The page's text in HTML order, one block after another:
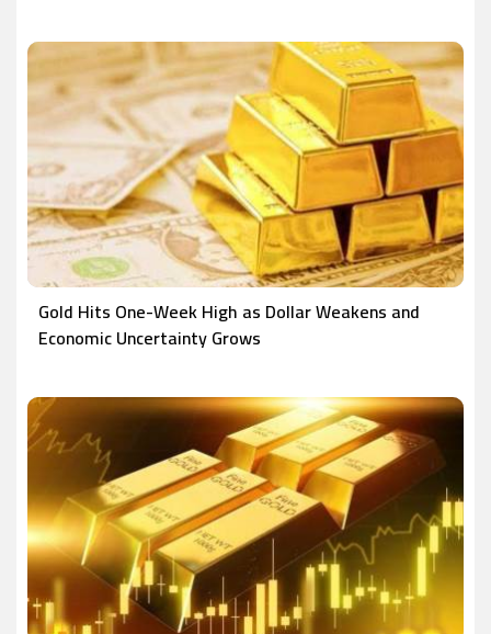
Gold Hits One-Week High as Dollar Weakens and
Economic Uncertainty Grows